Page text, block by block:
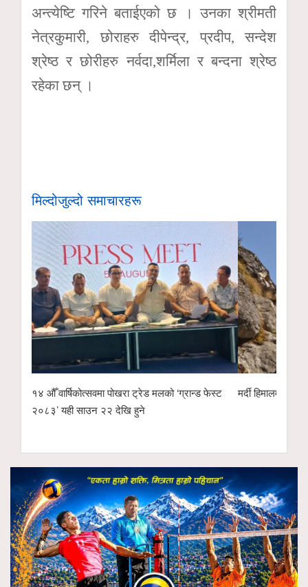
अन्त्येष्टि गरिने बताईएको छ । उनका श्रीमती
नेत्रकुमारी, छोराहरु दीपेन्द्र, प्रदीप, सन्देश
श्रेष्ठ र छोरीहरु नर्वदा,शर्मिला र बन्दना श्रेष्ठ
रहेका छन् ।
मिल्दोजुल्दो समाचारहरू
१४ औँ वार्षिकोत्सवमा पोखरा ट्रेड मलको ‘ग्रान्ड फेस्ट
२०८३’ यही साउन २२ देखि हुने
मर्दी हिमालमा